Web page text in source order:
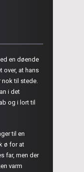
en døende
over, at hans
til stede.
i det
og i lort til
til en
ø for at
far, men der
varm